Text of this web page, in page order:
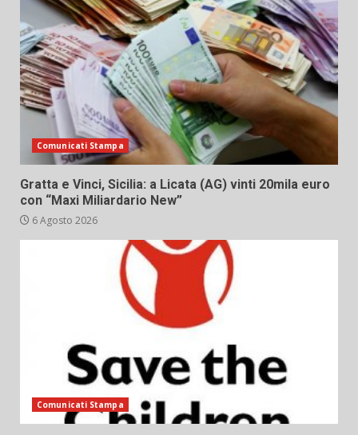
Comunicati Stampa
Gratta e Vinci, Sicilia: a Licata (AG) vinti 20mila euro
con “Maxi Miliardario New”
6 Agosto 2026
Comunicati Stampa